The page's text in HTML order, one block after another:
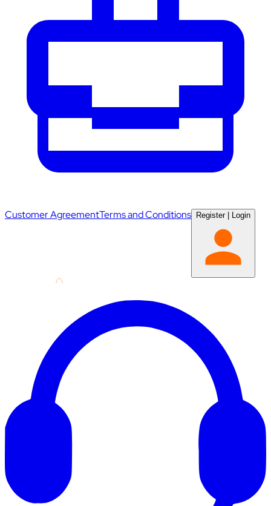
Customer AgreementTerms and Conditions Register| Login